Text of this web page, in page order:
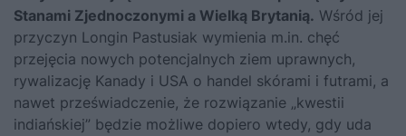
Stanami Zjednoczonymi a Wielką Brytanią. Wśród jej
przyczyn Longin Pastusiak wymienia m.in. chęć
przejęcia nowych potencjalnych ziem uprawnych,
rywalizację Kanady i USA o handel skórami i futrami, a
nawet przeświadczenie, że rozwiązanie „kwestii
indiańskiej” będzie możliwe dopiero wtedy, gdy uda